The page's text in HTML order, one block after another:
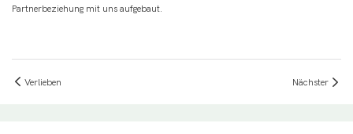
Partnerbeziehung mit uns aufgebaut.
Verlieben Nächster